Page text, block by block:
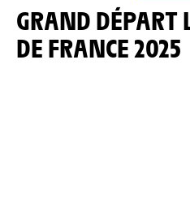
GRAND DÉPART
DE FRANCE 2025